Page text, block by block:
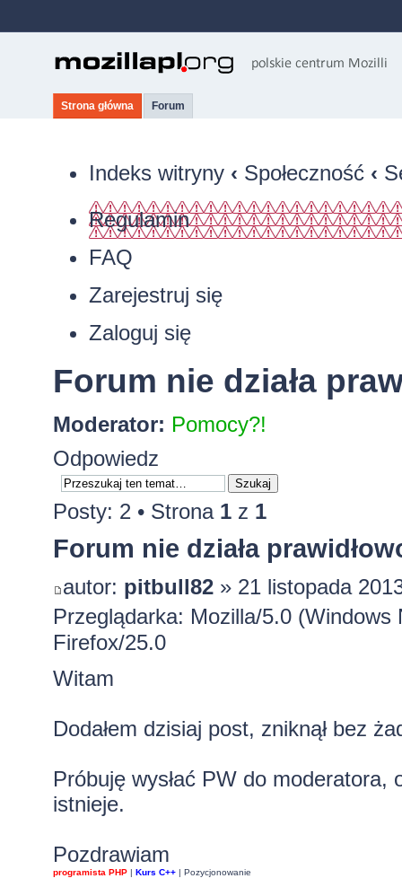
Strona główna Forum
Indeks witryny ‹ Społeczność ‹
Regulamin
FAQ
Zarejestruj się
Zaloguj się
Forum nie działa
Moderator: Pomocy?!
Odpowiedz
Posty: 2 • Strona 1z 1
Forum nie działa
autor: pitbull82» 21 listopada
Przeglądarka: Mozilla/5.0
Firefox/25.0
Witam
Dodałem dzisiaj post, zniknął bez
Próbuję wysłać PW do
istnieje.
Pozdrawiam
programista PHP| Kurs C++| Pozycjonowanie